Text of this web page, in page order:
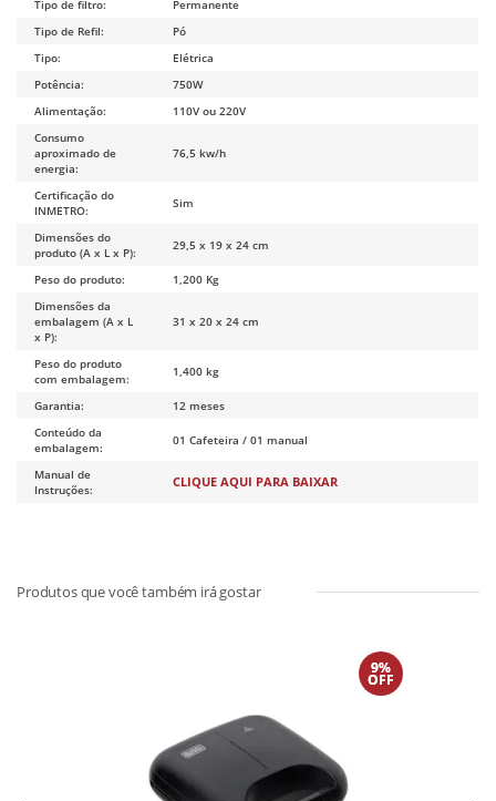
Tipo de filtro:
Permanente
Tipo de Refil:
Pó
Tipo:
Elétrica
Potência:
750W
Alimentação:
110V ou 220V
Consumo
aproximado de
energia:
76,5 kw/h
Certificação do
INMETRO:
Sim
Dimensões do
produto (A x L x P):
29,5 x 19 x 24 cm
Peso do produto:
1,200 Kg
Dimensões da
embalagem (A x L
x P):
31 x 20 x 24 cm
Peso do produto
com embalagem:
1,400 kg
Garantia:
12 meses
Conteúdo da
embalagem:
01 Cafeteira / 01 manual
Manual de
Instruções:
CLIQUE AQUI PARA BAIXAR
9%
OFF